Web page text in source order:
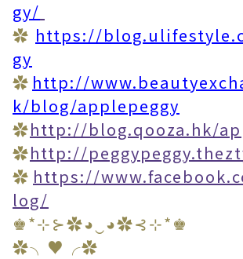
gy/
✿ https://
gy
✿ http://
k/blog/applepeggy
✿http://blog.qooza.hk/
✿http://
✿ https://
log/
♚*⊹⊱✿◕‿◕✿⊰⊹*♚
✿╮♥╭✿